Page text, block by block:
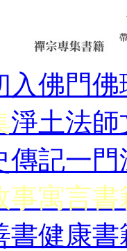
入佛門佛
淨土法師
傳記一門
事寓言書
書健康書